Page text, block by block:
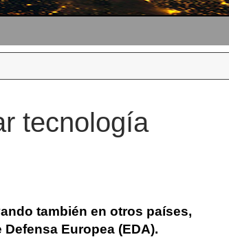
tecnología
también en otros países,
Europea (EDA).